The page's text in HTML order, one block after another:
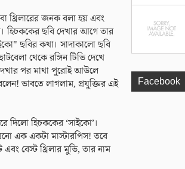
থ্রিলারের জনক বলা হয় এবং
হিচককের ছবি দেখার আগে তার
ছবির কথা। সাদাকালো ছবি
থেকে রঙ্গিন টিভি দেখে
পর মাথা পুরোই আউলে
ভাবতে লাগলাম, প্রযুক্তির এই
দিলো হিচককের ‘সাইকো’।
এক একটা মাস্টারপিস! তবে
এবং বেস্ট থ্রিলার মুভি, তার নাম
Facebook